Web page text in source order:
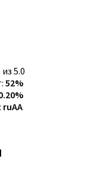
из 5.0
52%
ruAA